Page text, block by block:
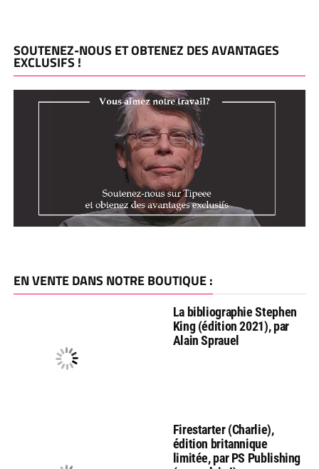
SOUTENEZ-NOUS ET OBTENEZ DES AVANTAGES
EXCLUSIFS !
EN VENTE DANS NOTRE BOUTIQUE :
La bibliographie Stephen
King (édition 2021), par
Alain Sprauel
Firestarter (Charlie),
édition britannique
limitée, par PS Publishing